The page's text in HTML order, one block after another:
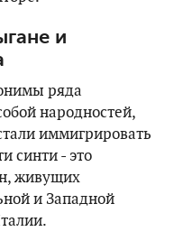
и
ряда
народностей,
иммигрировать
синти - это
живущих
и Западной